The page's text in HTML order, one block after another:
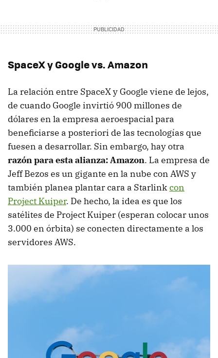
SpaceX y Google vs. Amazon
La relación entre SpaceX y Google viene de lejos,
de cuando Google invirtió 900 millones de
dólares en la empresa aeroespacial para
beneficiarse a posteriori de las tecnologías que
fuesen a desarrollar. Sin embargo, hay otra
razón para esta alianza: Amazon. La empresa de
Jeff Bezos es un gigante en la nube con AWS y
también planea plantar cara a Starlinkcon
Project Kuiper. De hecho, la idea es que los
satélites de Project Kuiper (esperan colocar unos
3.000 en órbita) se conecten directamente a los
servidores AWS.